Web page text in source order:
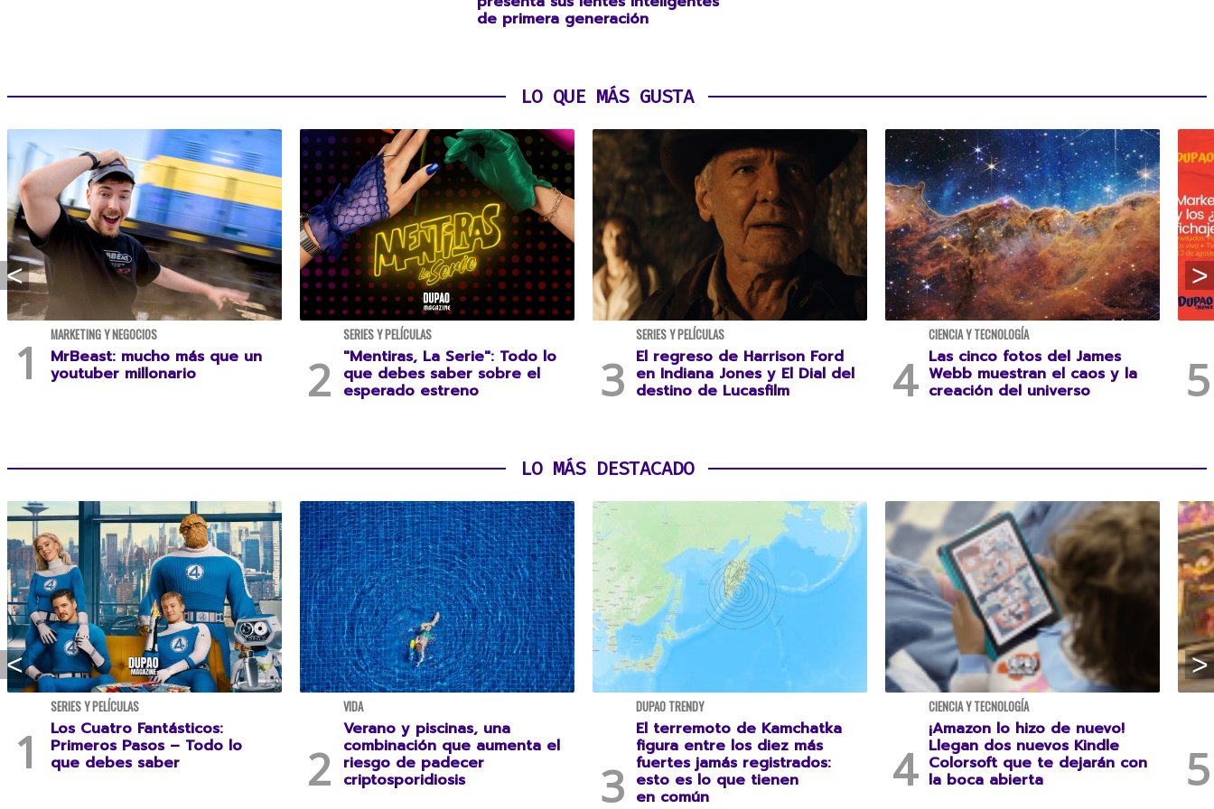
de primera generación
LO QUE MÁS GUSTA
MARKETING Y NEGOCIOS
MrBeast: mucho más que un
youtuber millonario
SERIES Y PELÍCULAS
"Mentiras, La Serie": Todo lo
que debes saber sobre el
esperado estreno
SERIES Y PELÍCULAS
El regreso de Harrison Ford
en Indiana Jones y El Dial del
destino de Lucasfilm
CIENCIA Y TECNOLOGÍA
Las cinco fotos del James
Webb muestran el caos y la
creación del universo
LO MÁS DESTACADO
SERIES Y PELÍCULAS
Los Cuatro Fantásticos:
Primeros Pasos – Todo lo
que debes saber
VIDA
Verano y piscinas, una
combinación que aumenta el
riesgo de padecer
criptosporidiosis
DUPAO TRENDY
El terremoto de Kamchatka
figura entre los diez más
fuertes jamás registrados:
esto es lo que tienen
en común
CIENCIA Y TECNOLOGÍA
¡Amazon lo hizo de nuevo!
Llegan dos nuevos Kindle
Colorsoft que te dejarán con
la boca abierta